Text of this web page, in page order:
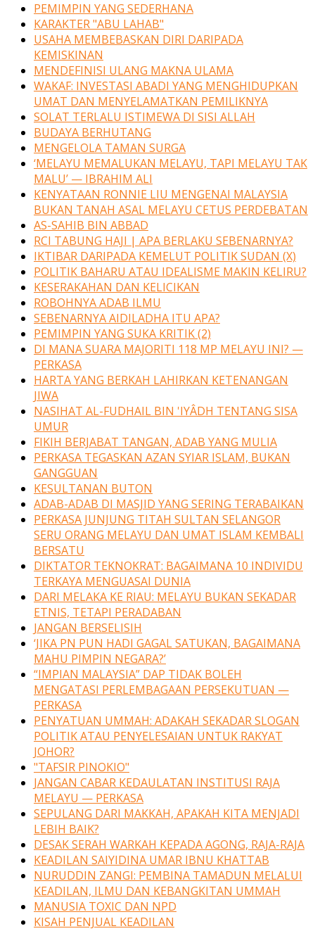
PEMIMPIN YANG SEDERHANA
KARAKTER "ABU LAHAB"
USAHA MEMBEBASKAN DIRI DARIPADA
KEMISKINAN
MENDEFINISI ULANG MAKNA ULAMA
WAKAF: INVESTASI ABADI YANG MENGHIDUPKAN
UMAT DAN MENYELAMATKAN PEMILIKNYA
SOLAT TERLALU ISTIMEWA DI SISI ALLAH
BUDAYA BERHUTANG
MENGELOLA TAMAN SURGA
‘MELAYU MEMALUKAN MELAYU, TAPI MELAYU TAK
MALU’ — IBRAHIM ALI
KENYATAAN RONNIE LIU MENGENAI MALAYSIA
BUKAN TANAH ASAL MELAYU CETUS PERDEBATAN
AS-SAHIB BIN ABBAD
RCI TABUNG HAJI | APA BERLAKU SEBENARNYA?
IKTIBAR DARIPADA KEMELUT POLITIK SUDAN (X)
POLITIK BAHARU ATAU IDEALISME MAKIN KELIRU?
KESERAKAHAN DAN KELICIKAN
ROBOHNYA ADAB ILMU
SEBENARNYA AIDILADHA ITU APA?
PEMIMPIN YANG SUKA KRITIK (2)
DI MANA SUARA MAJORITI 118 MP MELAYU INI? —
PERKASA
HARTA YANG BERKAH LAHIRKAN KETENANGAN
JIWA
NASIHAT AL-FUDHAIL BIN 'IYÂDH TENTANG SISA
UMUR
FIKIH BERJABAT TANGAN, ADAB YANG MULIA
PERKASA TEGASKAN AZAN SYIAR ISLAM, BUKAN
GANGGUAN
KESULTANAN BUTON
ADAB-ADAB DI MASJID YANG SERING TERABAIKAN
PERKASA JUNJUNG TITAH SULTAN SELANGOR
SERU ORANG MELAYU DAN UMAT ISLAM KEMBALI
BERSATU
DIKTATOR TEKNOKRAT: BAGAIMANA 10 INDIVIDU
TERKAYA MENGUASAI DUNIA
DARI MELAKA KE RIAU: MELAYU BUKAN SEKADAR
ETNIS, TETAPI PERADABAN
JANGAN BERSELISIH
‘JIKA PN PUN HADI GAGAL SATUKAN, BAGAIMANA
MAHU PIMPIN NEGARA?’
“IMPIAN MALAYSIA” DAP TIDAK BOLEH
MENGATASI PERLEMBAGAAN PERSEKUTUAN —
PERKASA
PENYATUAN UMMAH: ADAKAH SEKADAR SLOGAN
POLITIK ATAU PENYELESAIAN UNTUK RAKYAT
JOHOR?
"TAFSIR PINOKIO"
JANGAN CABAR KEDAULATAN INSTITUSI RAJA
MELAYU — PERKASA
SEPULANG DARI MAKKAH, APAKAH KITA MENJADI
LEBIH BAIK?
DESAK SERAH WARKAH KEPADA AGONG, RAJA-RAJA
KEADILAN SAIYIDINA UMAR IBNU KHATTAB
NURUDDIN ZANGI: PEMBINA TAMADUN MELALUI
KEADILAN, ILMU DAN KEBANGKITAN UMMAH
MANUSIA TOXIC DAN NPD
KISAH PENJUAL KEADILAN